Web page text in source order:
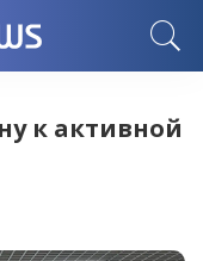
к активной